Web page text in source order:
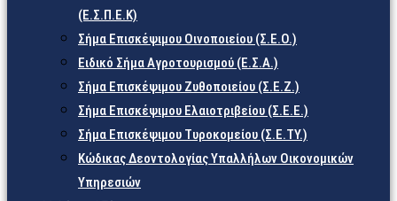
(Ε.Σ.Π.Ε.Κ)
Σήμα Επισκέψιμου Οινοποιείου (Σ.Ε.Ο.)
Ειδικό Σήμα Αγροτουρισμού (Ε.Σ.Α.)
Σήμα Επισκέψιμου Ζυθοποιείου (Σ.Ε.Ζ.)
Σήμα Επισκέψιμου Ελαιοτριβείου (Σ.Ε.Ε.)
Σήμα Επισκέψιμου Τυροκομείου (Σ.Ε.TY.)
Κώδικας Δεοντολογίας Υπαλλήλων Οικονομικών
Υπηρεσιών